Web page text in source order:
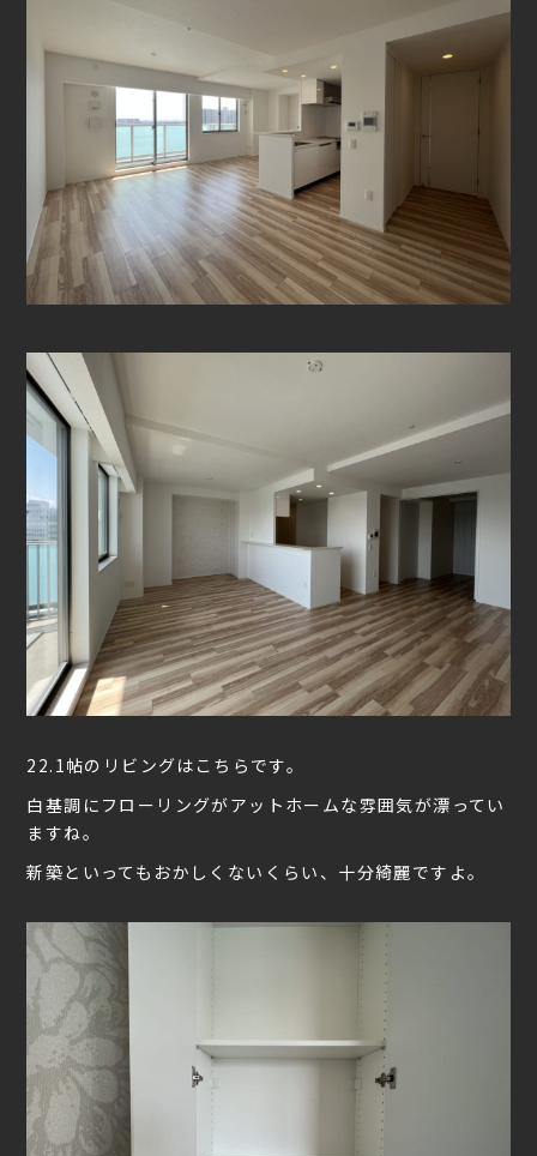
22.1帖のリビングはこちらです。
白基調にフローリングがアットホームな雰囲気が漂ってい
ますね。
新築といってもおかしくないくらい、十分綺麗ですよ。